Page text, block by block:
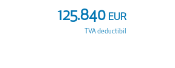
125.840 EUR
TVA deductibil